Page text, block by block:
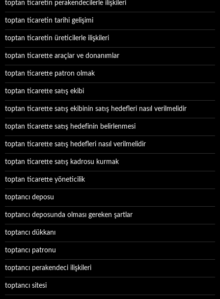
toptan ticaretin perakendecilerle ilişkileri
toptan ticaretin tarihi gelişimi
toptan ticaretin üreticilerle ilişkileri
toptan ticarette araçlar ve donanımlar
toptan ticarette patron olmak
toptan ticarette satış ekibi
toptan ticarette satış ekibinin satış hedefleri nasıl verilmelidir
toptan ticarette satış hedefinin belirlenmesi
toptan ticarette satış hedefleri nasıl verilmelidir
toptan ticarette satış kadrosu kurmak
toptan ticarette yöneticilik
toptancı deposu
toptancı deposunda olması gereken şartlar
toptancı dükkanı
toptancı patronu
toptancı perakendeci ilişkileri
toptancı sitesi